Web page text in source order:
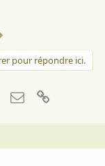
pour répondre ici.
Email